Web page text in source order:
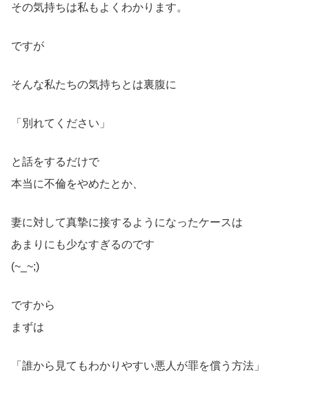
その気持ちは私もよくわかります。
ですが
そんな私たちの気持ちとは裏腹に
「別れてください」
と話をするだけで
本当に不倫をやめたとか、
妻に対して真摯に接するようになったケースは
あまりにも少なすぎるのです
(~_~;)
ですから
まずは
「誰から見てもわかりやすい悪人が罪を償う方法」